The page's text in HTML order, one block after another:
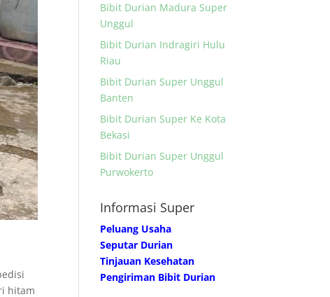
hitam
Bibit Durian Madura Super
Unggul
Bibit Durian Indragiri Hulu
Riau
Bibit Durian Super Unggul
Banten
Bibit Durian Super Ke Kota
Bekasi
Bibit Durian Super Unggul
Purwokerto
Informasi Super
Peluang Usaha
Seputar Durian
Tinjauan Kesehatan
Pengiriman Bibit Durian